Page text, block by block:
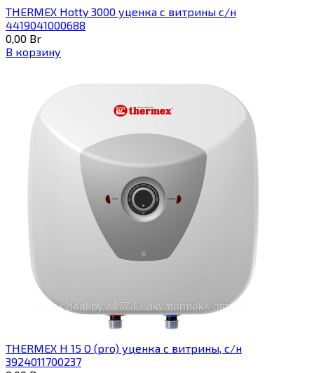
THERMEX Hotty 3000 уценка с витрины с/н
4419041000688
0,00 Br
В корзину
THERMEX H 15 O (pro) уценка с витрины, с/н
3924011700237